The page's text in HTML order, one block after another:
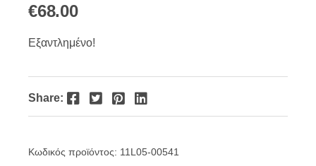
€68.00
Εξαντλημένο!
Share: Facebook Twitter Pinterest LinkedIn
Κωδικός προϊόντος: 11L05-00541